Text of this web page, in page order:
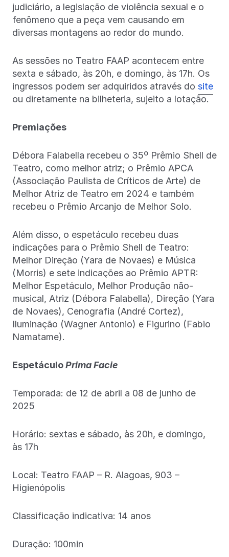
judiciário, a legislação de violência sexual e o
fenômeno que a peça vem causando em
diversas montagens ao redor do mundo.
As sessões no Teatro FAAP acontecem entre
sexta e sábado, às 20h, e domingo, às 17h. Os
ingressos podem ser adquiridos através do site
ou diretamente na bilheteria, sujeito a lotação.
Premiações
Débora Falabella recebeu o 35º Prêmio Shell de
Teatro, como melhor atriz; o Prêmio APCA
(Associação Paulista de Críticos de Arte) de
Melhor Atriz de Teatro em 2024 e também
recebeu o Prêmio Arcanjo de Melhor Solo.
Além disso, o espetáculo recebeu duas
indicações para o Prêmio Shell de Teatro:
Melhor Direção (Yara de Novaes) e Música
(Morris) e sete indicações ao Prêmio APTR:
Melhor Espetáculo, Melhor Produção não-
musical, Atriz (Débora Falabella), Direção (Yara
de Novaes), Cenografia (André Cortez),
Iluminação (Wagner Antonio) e Figurino (Fabio
Namatame).
EspetáculoPrima Facie
Temporada: de 12 de abril a 08 de junho de
2025
Horário: sextas e sábado, às 20h, e domingo,
às 17h
Local: Teatro FAAP – R. Alagoas, 903 –
Higienópolis
Classificação indicativa: 14 anos
Duração: 100min